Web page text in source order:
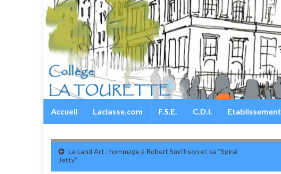
Accueil Laclasse.com F.S.E. C.D.I. Etablissement
Le Land Art : hommage à Robert Smithson et sa “Spiral
Jetty”